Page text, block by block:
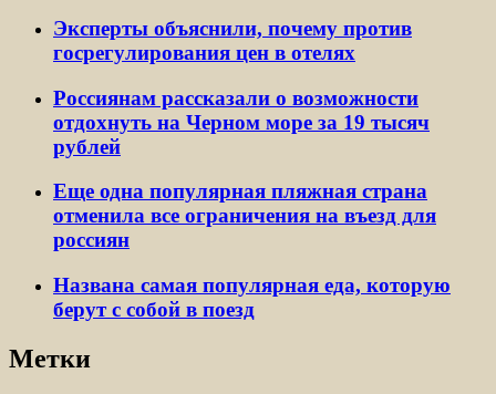
Эксперты объяснили, почему против
госрегулирования цен в отелях
Россиянам рассказали о возможности
отдохнуть на Черном море за 19 тысяч
рублей
Еще одна популярная пляжная страна
отменила все ограничения на въезд для
россиян
Названа самая популярная еда, которую
берут с собой в поезд
Метки